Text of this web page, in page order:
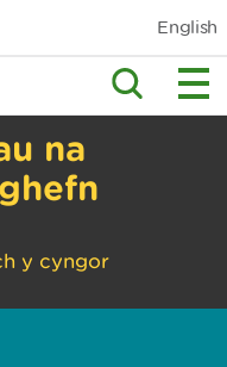
English
na
y cyngor